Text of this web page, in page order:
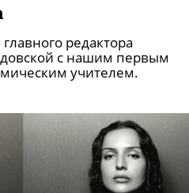
редактора
с нашим первым
учителем.